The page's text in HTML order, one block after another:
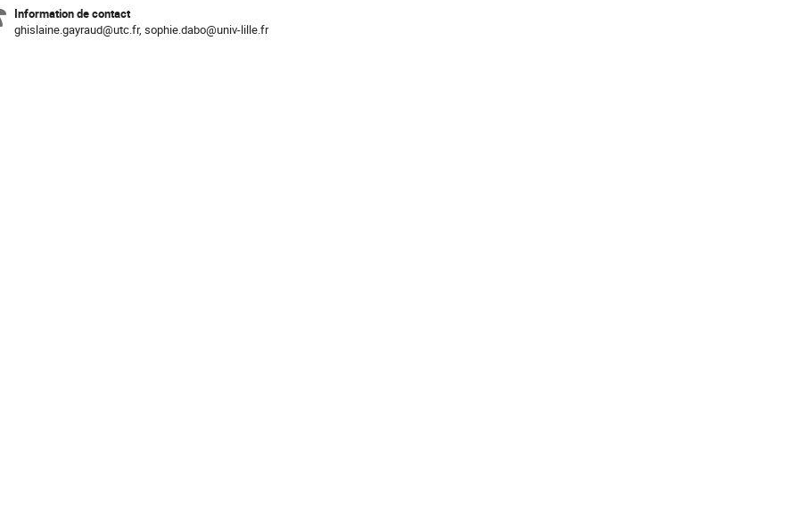
Information de contact
ghislaine.gayraud@utc.fr, sophie.dabo@univ-lille.fr